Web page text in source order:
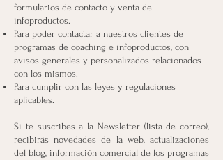
formularios de contacto y venta de
infoproductos.
Para poder contactar a nuestros clientes de
programas de coaching e infoproductos, con
avisos generales y personalizados relacionados
con los mismos.
Para cumplir con las leyes y regulaciones
aplicables.
Si te suscribes a la Newsletter (lista de correo),
recibirás novedades de la web, actualizaciones
del blog, información comercial de los programas